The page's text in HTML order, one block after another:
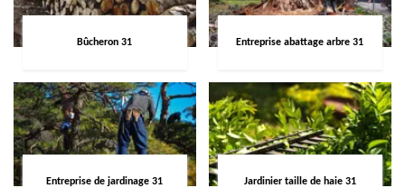
Bûcheron 31 Entreprise abattage arbre 31
Entreprise de jardinage 31 Jardinier taille de haie 31